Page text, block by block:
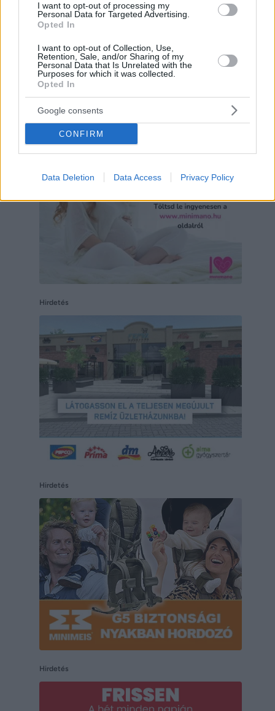
I want to opt-out of processing my
Personal Data for Targeted Advertising.
Opted In
I want to opt-out of Collection, Use,
Retention, Sale, and/or Sharing of my
Personal Data that Is Unrelated with the
Purposes for which it was collected.
Opted In
Google consents
CONFIRM
Data Deletion Data Access Privacy Policy
Reddit Telegram
Email
Hirdetés
Hirdetés
Hirdetés